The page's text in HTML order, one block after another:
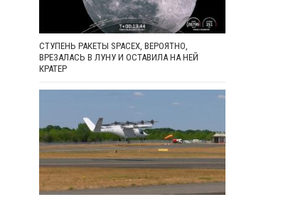
СТУПЕНЬ РАКЕТЫ SPACEX, ВЕРОЯТНО,
ВРЕЗАЛАСЬ В ЛУНУ И ОСТАВИЛА НА НЕЙ
КРАТЕР